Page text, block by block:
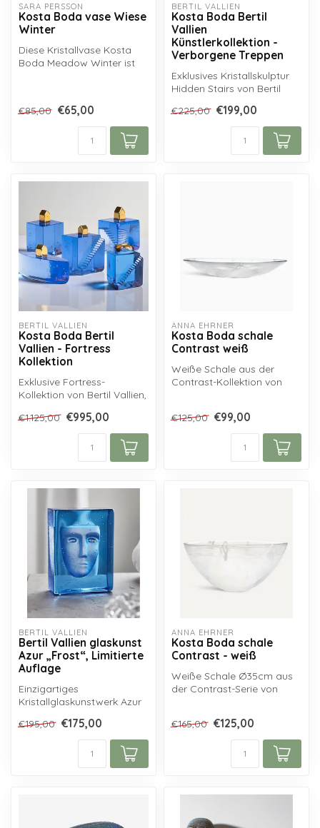
SARA PERSSON
Kosta Boda vase Wiese
Winter
Diese Kristallvase Kosta
Boda Meadow Winter ist
€85,00 €65,00
BERTIL VALLIEN
Kosta Boda Bertil
Vallien
Künstlerkollektion -
Verborgene Treppen
Exklusives Kristallskulptur
Hidden Stairs von Bertil
Boda...
€225,00 €199,00
BERTIL VALLIEN
Kosta Boda Bertil
Vallien - Fortress
Kollektion
Exklusive Fortress-
Kollektion von Bertil Vallien,
Glasbläse...
€1.125,00 €995,00
ANNA EHRNER
Kosta Boda schale
Contrast weiß
Weiße Schale aus der
Contrast-Kollektion von
€125,00 €99,00
BERTIL VALLIEN
Bertil Vallien glaskunst
Azur „Frost“, Limitierte
Auflage
Einzigartiges
Kristallglaskunstwerk Azur
Kosta Bo...
€195,00 €175,00
ANNA EHRNER
Kosta Boda schale
Contrast - weiß
Weiße Schale Ø35cm aus
der Contrast-Serie von
€165,00 €125,00